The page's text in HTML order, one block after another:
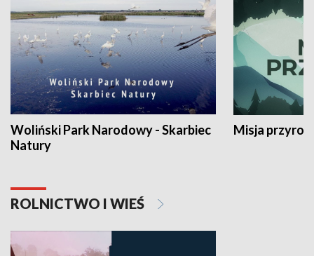
Woliński Park Narodowy - Skarbiec
Natury
Misja
ROLNICTWO I WIEŚ